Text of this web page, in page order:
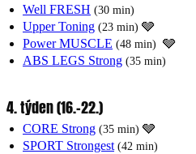
Well FRESH (30 min)
Upper Toning (23 min) ‍🩶
Power MUSCLE (48 min) ‍ ‍🩶
ABS LEGS Strong (35 min)
4. týden (16.-22.)
CORE Strong (35 min) 🩶
SPORT Strongest (42 min)